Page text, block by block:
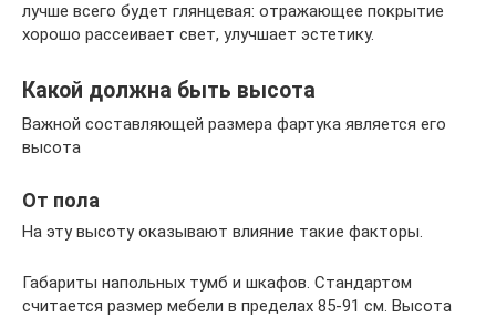
лучше всего будет глянцевая: отражающее покрытие
хорошо рассеивает свет, улучшает эстетику.
Какой должна быть высота
Важной составляющей размера фартука является его
высота
От пола
На эту высоту оказывают влияние такие факторы.
Габариты напольных тумб и шкафов. Стандартом
считается размер мебели в пределах 85-91 см. Высота